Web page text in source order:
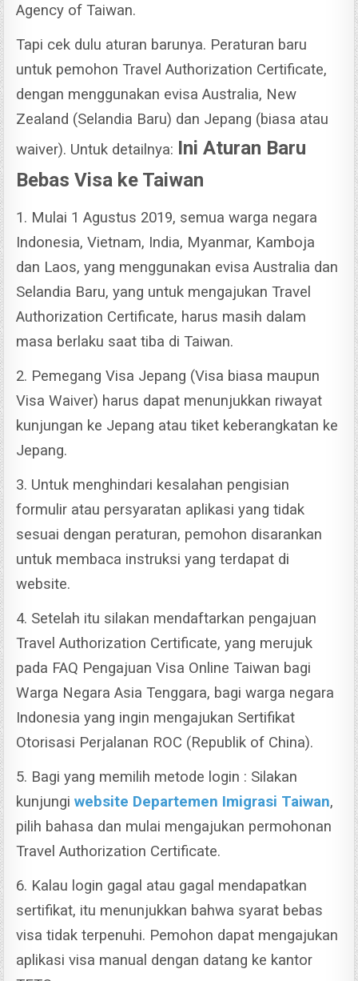
Agency of Taiwan.
Tapi cek dulu aturan barunya. Peraturan baru
untuk pemohon Travel Authorization Certificate,
dengan menggunakan evisa Australia, New
Zealand (Selandia Baru) dan Jepang (biasa atau
waiver). Untuk detailnya: Ini Aturan Baru
Bebas Visa ke Taiwan
1. Mulai 1 Agustus 2019, semua warga negara
Indonesia, Vietnam, India, Myanmar, Kamboja
dan Laos, yang menggunakan evisa Australia dan
Selandia Baru, yang untuk mengajukan Travel
Authorization Certificate, harus masih dalam
masa berlaku saat tiba di Taiwan.
2. Pemegang Visa Jepang (Visa biasa maupun
Visa Waiver) harus dapat menunjukkan riwayat
kunjungan ke Jepang atau tiket keberangkatan ke
Jepang.
3. Untuk menghindari kesalahan pengisian
formulir atau persyaratan aplikasi yang tidak
sesuai dengan peraturan, pemohon disarankan
untuk membaca instruksi yang terdapat di
website.
4. Setelah itu silakan mendaftarkan pengajuan
Travel Authorization Certificate, yang merujuk
pada FAQ Pengajuan Visa Online Taiwan bagi
Warga Negara Asia Tenggara, bagi warga negara
Indonesia yang ingin mengajukan Sertifikat
Otorisasi Perjalanan ROC (Republik of China).
5. Bagi yang memilih metode login : Silakan
kunjungiwebsite Departemen Imigrasi Taiwan,
pilih bahasa dan mulai mengajukan permohonan
Travel Authorization Certificate.
6. Kalau login gagal atau gagal mendapatkan
sertifikat, itu menunjukkan bahwa syarat bebas
visa tidak terpenuhi. Pemohon dapat mengajukan
aplikasi visa manual dengan datang ke kantor